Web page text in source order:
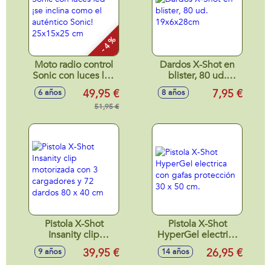
- 4 %
Moto radio control
Sonic con luces led
¡se inclina como el
auténtico Sonic!
25x15x25 cm
6 años 49,95 €
51,95 €
Dardos X-Shot en
blister, 80 ud.
19x6x28cm
8 años 7,95 €
Pistola X-Shot
Insanity clip
motorizada con 3
cargadores y 72
9 años 39,95 €
Pistola X-Shot
HyperGel electrica
con gafas
protección 30 x 50
14 años 26,95 €